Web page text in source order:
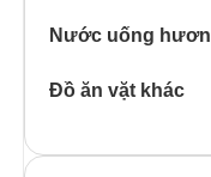
Nước uống
Đồ ăn vặt khác